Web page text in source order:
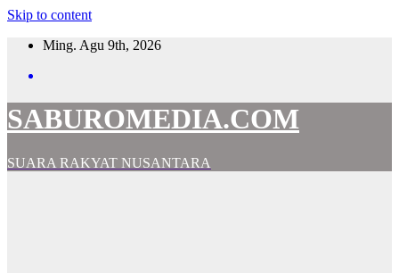
Skip to content
Ming. Agu 9th, 2026
SABUROMEDIA.COM
SUARA RAKYAT NUSANTARA